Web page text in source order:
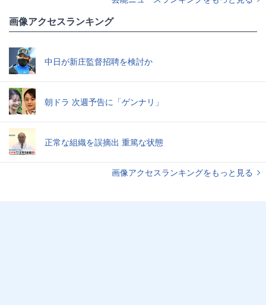
画像アクセスランキング
中日が新庄監督招聘を検討か
朝ドラ 次週予告に「ゲンナリ」
正常な組織を誤摘出 重篤な状態
画像アクセスランキングをもっと見る